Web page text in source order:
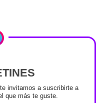
invitamos a suscribirte a
que más te guste.